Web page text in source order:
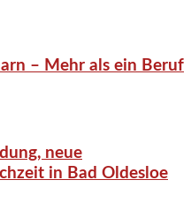
– Mehr als ein Beruf
neue
in Bad Oldesloe